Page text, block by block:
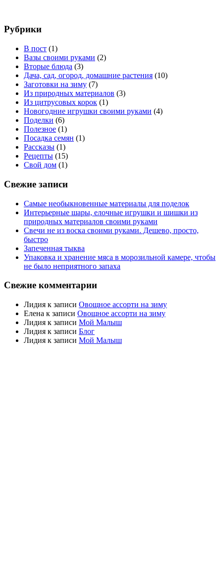
Рубрики
В пост (1)
Вазы своими руками (2)
Вторые блюда (3)
Дача, сад, огород, домашние растения (10)
Заготовки на зиму (7)
Из природных материалов (3)
Из цитрусовых корок (1)
Новогодние игрушки своими руками (4)
Поделки (6)
Полезное (1)
Посадка семян (1)
Рассказы (1)
Рецепты (15)
Свой дом (1)
Свежие записи
Самые необыкновенные материалы для поделок
Интерьерные шары, елочные игрушки и шишки из
природных материалов своими руками
Свечи не из воска своими руками. Дешево, просто,
быстро
Запеченная тыква
Упаковка и хранение мяса в морозильной камере, чтобы
не было неприятного запаха
Свежие комментарии
Лидия к записи Овощное ассорти на зиму
Елена к записи Овощное ассорти на зиму
Лидия к записи Мой Малыш
Лидия к записи Блог
Лидия к записи Мой Малыш